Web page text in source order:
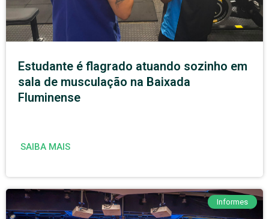
Estudante é flagrado atuando sozinho em
sala de musculação na Baixada
Fluminense
SAIBA MAIS
Informes